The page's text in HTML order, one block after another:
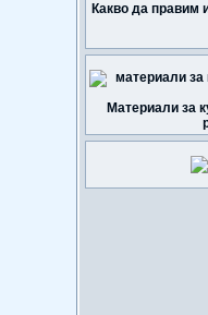
Какво да правим
Материали за